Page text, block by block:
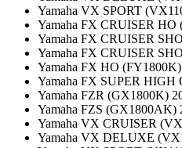
Yamaha VX SPORT
Yamaha FX CRUISER HO
Yamaha FX CRUISER
Yamaha FX CRUISER
Yamaha FX HO (FY1800K)
Yamaha FX SUPER HIGH
Yamaha FZR (GX1800K)
Yamaha FZS (GX1800AK)
Yamaha VX CRUISER
Yamaha VX DELUXE